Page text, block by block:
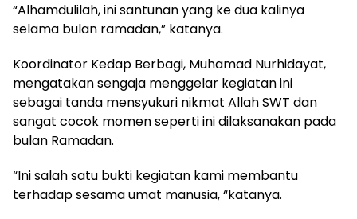
“Alhamdulilah, ini santunan yang ke dua kalinya
selama bulan ramadan,” katanya.
Koordinator Kedap Berbagi, Muhamad Nurhidayat,
mengatakan sengaja menggelar kegiatan ini
sebagai tanda mensyukuri nikmat Allah SWT dan
sangat cocok momen seperti ini dilaksanakan pada
bulan Ramadan.
“Ini salah satu bukti kegiatan kami membantu
terhadap sesama umat manusia, “katanya.